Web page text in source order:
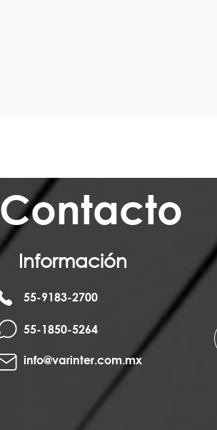
Contacto
Información
55-9183-2700
55-1850-5264
info@varinter.com.mx